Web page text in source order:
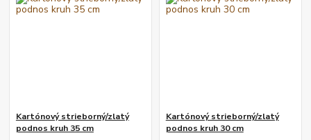
Kartónový strieborný/zlatý
podnos kruh 35 cm
Kartónový strieborný/zlatý
podnos kruh 30 cm